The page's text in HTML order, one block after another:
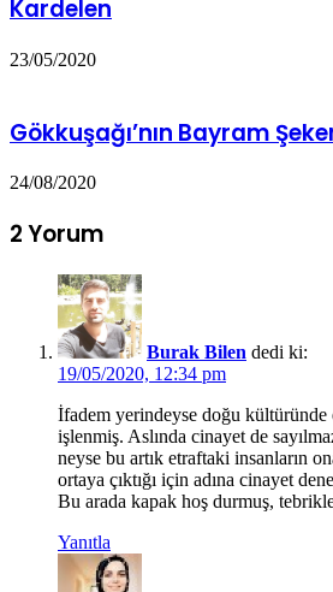
Kardelen
23/05/2020
Gökkuşağı’nın Bayram
24/08/2020
2 Yorum
Burak Bilen dedi ki:
19/05/2020, 12:34 pm
İfadem yerindeyse doğu kültüründe
işlenmiş. Aslında cinayet de
neyse bu artık etraftaki insanların
ortaya çıktığı için adına cinayet
Bu arada kapak hoş durmuş,
Yanıtla